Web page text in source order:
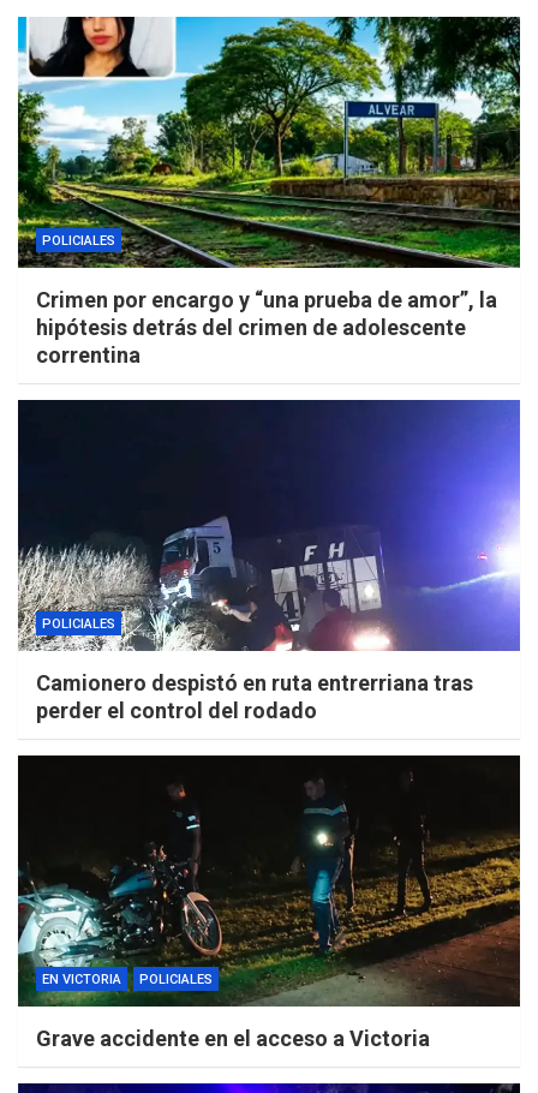
POLICIALES
Crimen por encargo y “una prueba de amor”, la
hipótesis detrás del crimen de adolescente
correntina
POLICIALES
Camionero despistó en ruta entrerriana tras
perder el control del rodado
EN VICTORIA POLICIALES
Grave accidente en el acceso a Victoria